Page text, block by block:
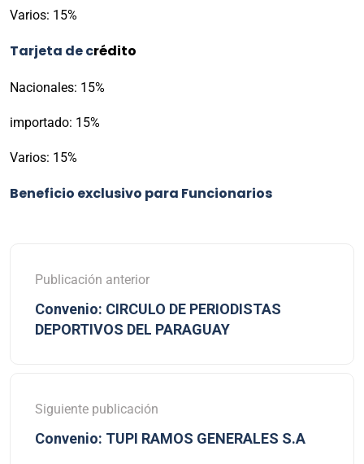
Varios: 15%
Tarjeta de crédito
Nacionales: 15%
importado: 15%
Varios: 15%
Beneficio exclusivo para Funcionarios
Publicación anterior
Convenio: CIRCULO DE PERIODISTAS
DEPORTIVOS DEL PARAGUAY
Siguiente publicación
Convenio: TUPI RAMOS GENERALES S.A